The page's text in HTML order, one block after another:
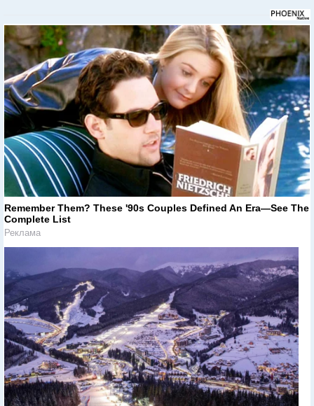
Remember Them? These '90s Couples Defined An Era—See The
Complete List
Реклама